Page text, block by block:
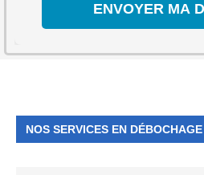
NOS SERVICES EN